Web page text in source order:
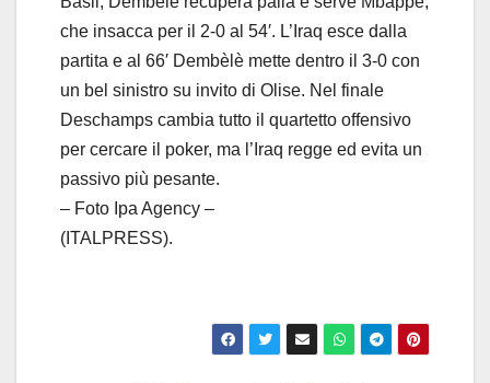
che insacca per il 2-0 al 54′. L’Iraq esce dalla
partita e al 66′ Dembèlè mette dentro il 3-0 con
un bel sinistro su invito di Olise. Nel finale
Deschamps cambia tutto il quartetto offensivo
per cercare il poker, ma l’Iraq regge ed evita un
passivo più pesante.
– Foto Ipa Agency –
(ITALPRESS).